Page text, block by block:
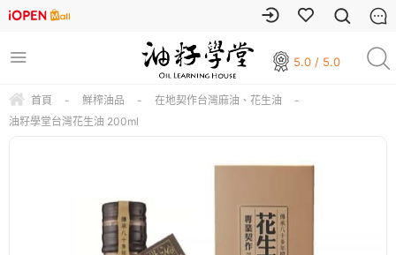
5.0 / 5.0
首頁 - 鮮榨油品 - 在地契作台灣麻油、花生油
-
油籽學堂台灣花生油 200ml